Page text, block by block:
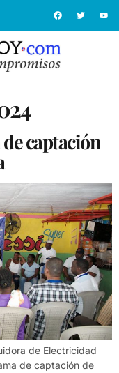
captación
de Electricidad
de captación de